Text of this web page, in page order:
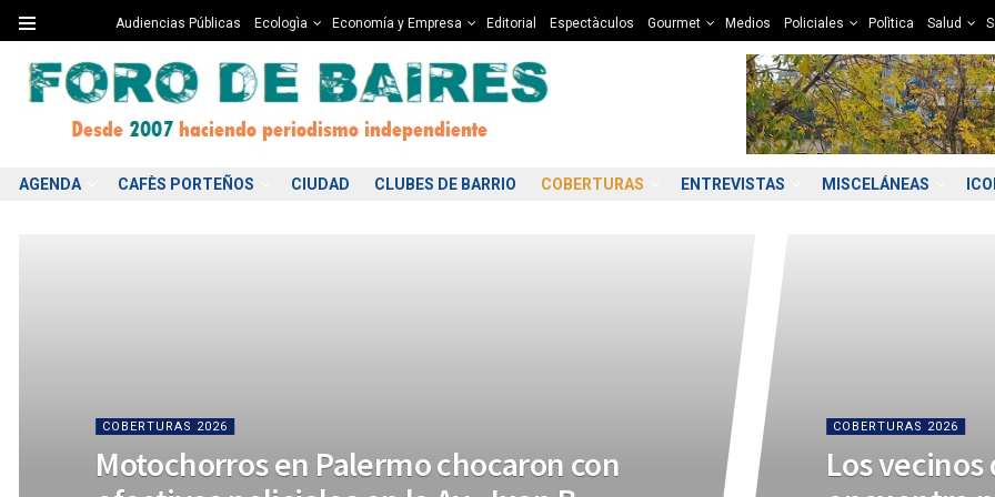
Audiencias Públicas Ecologìa Economía y Empresa Editorial Espectàculos Gourmet Medios Policiales Polìtica Salud
AGENDA CAFÈS PORTEÑOS CIUDAD CLUBES DE BARRIO COBERTURAS ENTREVISTAS MISCELÁNEAS
COBERTURAS 2026
Motochorros en Palermo chocaron con
COBERTURAS 2026
Los